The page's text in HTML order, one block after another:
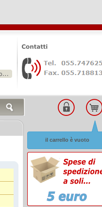
il carrello è vuoto